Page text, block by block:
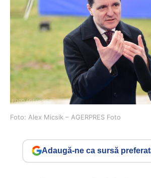
Foto: Alex Micsik – AGERPRES Foto
Adaugă-ne ca sursă